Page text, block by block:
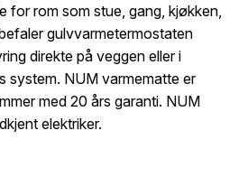
for rom som stue, gang, kjøkken,
gulvvarmetermostaten
direkte på veggen eller i
system. NUM varmematte er
med 20 års garanti. NUM
elektriker.